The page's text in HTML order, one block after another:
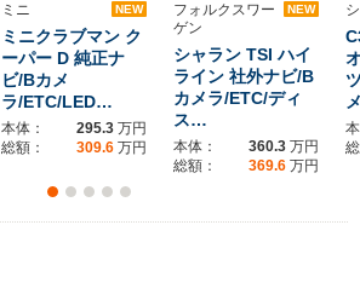
ミニ NEW
ミニクラブマン ク
ーパー D 純正ナ
ビ/Bカメ
ラ/ETC/LED…
本体： 295.3 万円
総額：
309.6 万円
フォルクスワー
ゲン
NEW
シャラン TSI ハイ
ライン 社外ナビ/B
カメラ/ETC/ディ
ス…
本体： 360.3 万円
総額：
369.6 万円